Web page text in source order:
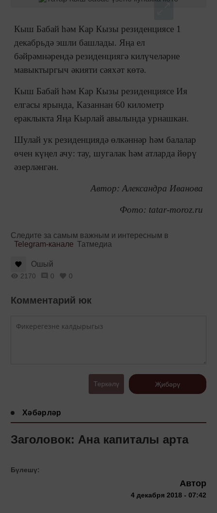
Кыш Бабай һәм Кар Кызы резиденциясе 1
декабрьдә эшли башлады. Яңа ел
бәйрәмнәрендә резиденциягә килүчеләрне
мавыктыргыч әкияти сәяхәт көтә.
Кыш Бабай һәм Кар Кызы резиденциясе Ия
елгасы ярында, Казаннан 60 километр
ераклыкта Яңа Кырлай авылында урнашкан.
Шулай ук резиденциядә өлкәннәр һәм балалар
өчен күңел ачу: тау, шугалак һәм атларда йөрү
әзерләнгән.
Автор: Александра Иванова
Фото: tatar-moroz.ru
Следите за самым важным и интересным в
Telegram-канале Татмедиа
Ошый
2170 0 0
Комментарий юк
Теркәлү Җибәрү
Хәбәрләр
Заголовок: Ана капиталы арта
Бүлешү:
Автор
4 декабря 2018 - 07:42